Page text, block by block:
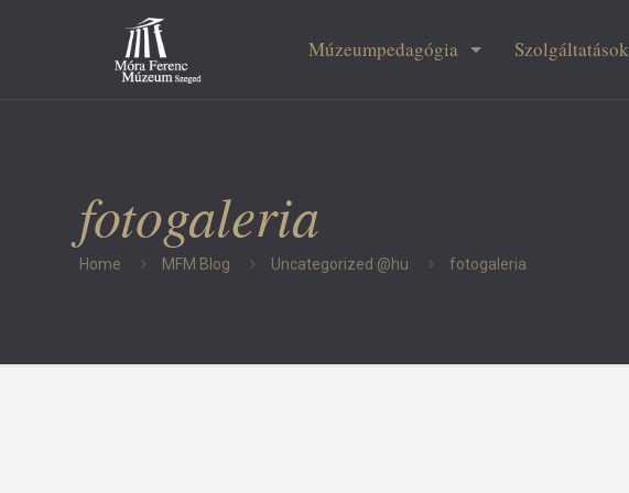
Múzeumpedagógia Szolgáltatások
fotogaleria
Home MFM Blog Uncategorized @hu fotogaleria